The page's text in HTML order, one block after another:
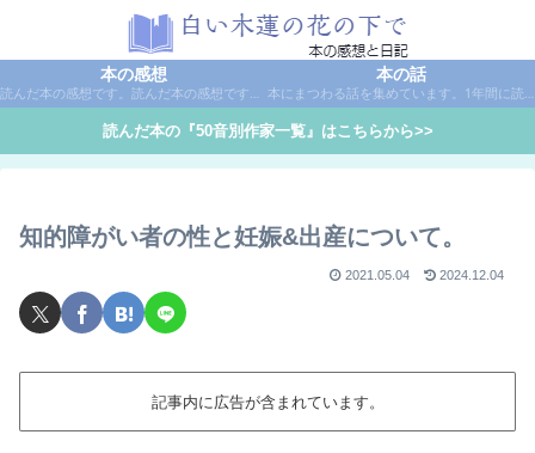
本の感想
読んだ本の感想です。読んだ本の感想です。本は作家名で50音別に分類しています。
本の話
本にまつわる話を集めています。1年間に読んだ本の総括や、本に関する話題など。
読んだ本の『50音別作家一覧』はこちらから>>
知的障がい者の性と妊娠&出産について。
2021.05.04 2024.12.04
記事内に広告が含まれています。